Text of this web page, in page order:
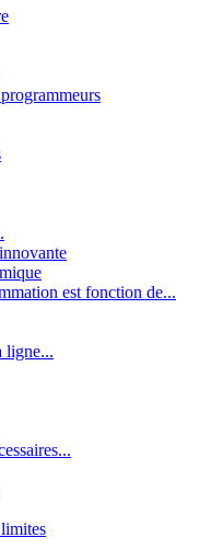
est fonction de...
ligne...